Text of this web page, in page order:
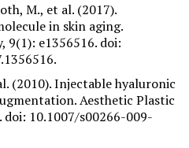
M., et al. (2017).
in skin aging.
9(1): e1356516. doi:
(2010). Injectable hyaluronic
Aesthetic Plastic
doi: 10.1007/s00266-009-